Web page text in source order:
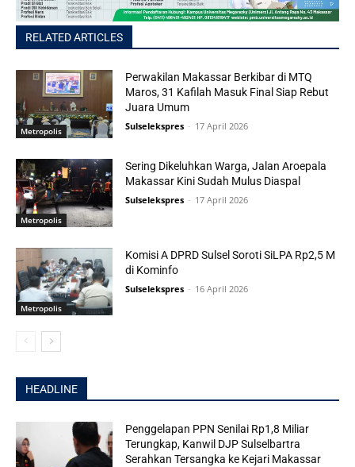
RELATED ARTICLES
Metropolis
Perwakilan Makassar Berkibar di MTQ
Maros, 31 Kafilah Masuk Final Siap Rebut
Juara Umum
Sulselekspres - 17 April 2026
Metropolis
Sering Dikeluhkan Warga, Jalan Aroepala
Makassar Kini Sudah Mulus Diaspal
Sulselekspres - 17 April 2026
Metropolis
Komisi A DPRD Sulsel Soroti SiLPA Rp2,5 M
di Kominfo
Sulselekspres - 16 April 2026
HEADLINE
Penggelapan PPN Senilai Rp1,8 Miliar
Terungkap, Kanwil DJP Sulselbartra
Serahkan Tersangka ke Kejari Makassar